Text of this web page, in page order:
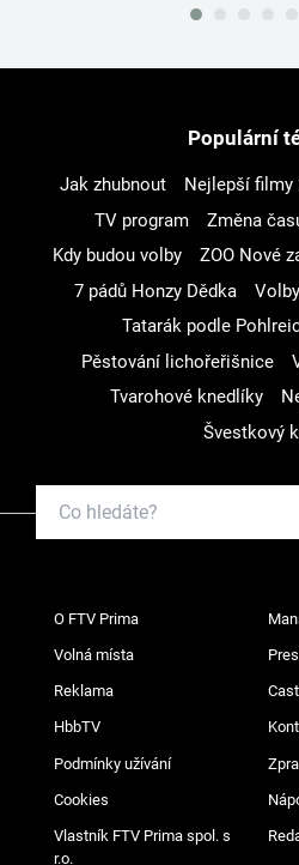
Populární
Jak zhubnout Nejlepší filmy
TV program
Změna
Kdy budou volby
ZOO Nové
7 pádů Honzy Dědka
Tatarák podle
Pěstování lichořeřišnice
Tvarohové knedlíky
Švestkový
O FTV Prima
Volná místa
Reklama
HbbTV
Podmínky užívání
Cookies
Vlastník FTV Prima spol. s
r.o.